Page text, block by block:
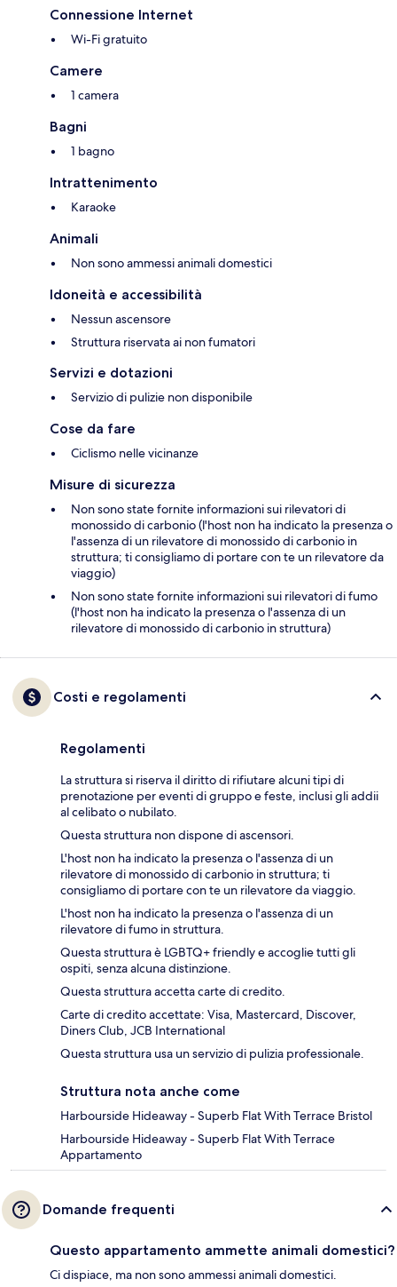
Connessione Internet
Wi-Fi gratuito
Camere
1 camera
Bagni
1 bagno
Intrattenimento
Karaoke
Animali
Non sono ammessi animali domestici
Idoneità e accessibilità
Nessun ascensore
Struttura riservata ai non fumatori
Servizi e dotazioni
Servizio di pulizie non disponibile
Cose da fare
Ciclismo nelle vicinanze
Misure di sicurezza
Non sono state fornite informazioni sui rilevatori di
monossido di carbonio (l'host non ha indicato la presenza o
l'assenza di un rilevatore di monossido di carbonio in
struttura; ti consigliamo di portare con te un rilevatore da
viaggio)
Non sono state fornite informazioni sui rilevatori di fumo
(l'host non ha indicato la presenza o l'assenza di un
rilevatore di monossido di carbonio in struttura)
Costi e regolamenti
Regolamenti
La struttura si riserva il diritto di rifiutare alcuni tipi di
prenotazione per eventi di gruppo e feste, inclusi gli addii
al celibato o nubilato.
Questa struttura non dispone di ascensori.
L'host non ha indicato la presenza o l'assenza di un
rilevatore di monossido di carbonio in struttura; ti
consigliamo di portare con te un rilevatore da viaggio.
L'host non ha indicato la presenza o l'assenza di un
rilevatore di fumo in struttura.
Questa struttura è LGBTQ+ friendly e accoglie tutti gli
ospiti, senza alcuna distinzione.
Questa struttura accetta carte di credito.
Carte di credito accettate: Visa, Mastercard, Discover,
Diners Club, JCB International
Questa struttura usa un servizio di pulizia professionale.
Struttura nota anche come
Harbourside Hideaway - Superb Flat With Terrace Bristol
Harbourside Hideaway - Superb Flat With Terrace
Appartamento
Domande frequenti
Questo appartamento ammette animali domestici?
Ci dispiace, ma non sono ammessi animali domestici.